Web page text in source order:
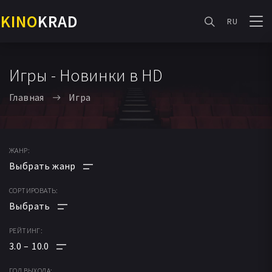
KINOKRAD RU
Игры - Новинки в HD
Главная Игра
ЖАНР:
АНИМЕ
ФАНТАСТИКА
МЕЛОДРАМА
СОРТИРОВАТЬ:
ПО РЕЙТИНГУ
РЕЙТИНГ:
3.0 10.0